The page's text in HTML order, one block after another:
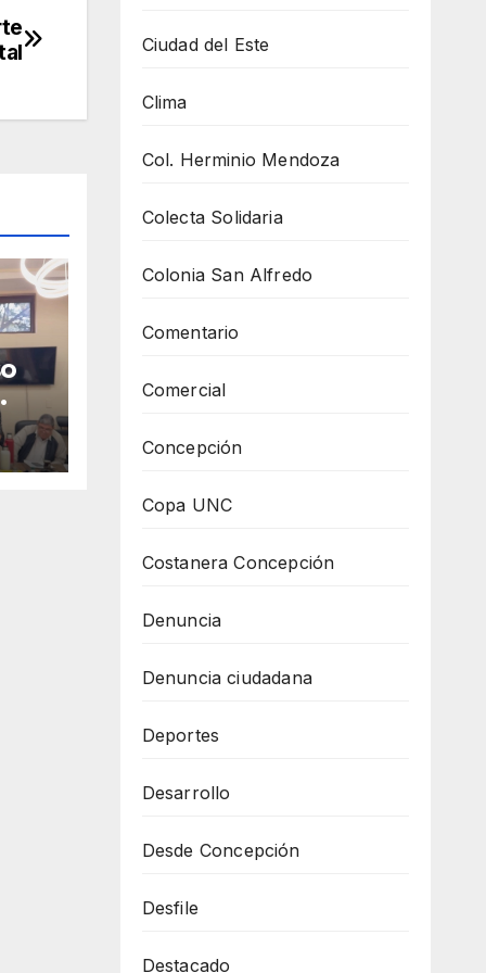
Ciudad del Este
Clima
Col. Herminio Mendoza
Colecta Solidaria
Colonia San Alfredo
Comentario
Comercial
Concepción
Copa UNC
Costanera Concepción
Denuncia
Denuncia ciudadana
Deportes
Desarrollo
Desde Concepción
Desfile
Destacado